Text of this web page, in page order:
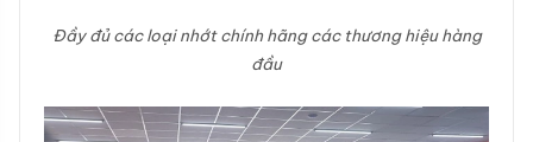
Đầy đủ các loại nhớt chính hãng các thương hiệu hàng
đầu